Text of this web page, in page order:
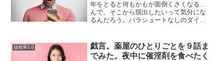
年をとると何もかもが面倒くさくなる…
んで、そこから脱出したいって気分にな
るんだろう。パラシュートなしのダイブ
れやと囃すんだ「そんなこと言うもんじ
ゃない」と。でも、気分の...
徒然草2.0
戯言。薬屋のひとりごとを９話ま
でみた。夜中に催淫剤を食べたく